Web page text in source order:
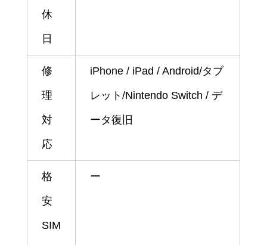
休
日
修
理
対
応
iPhone / iPad / Android/タブ
レット/Nintendo Switch / デ
ータ復旧
格
安
SIM
ー